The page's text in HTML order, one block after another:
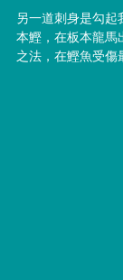
另一道刺身是勾
本鰹，在板本龍馬
之法，在鰹魚受傷